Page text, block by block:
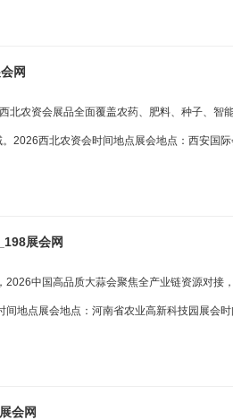
网
北农资会展品全面覆盖农药、肥料、种子、智
2026西北农资会时间地点展会地点：西安国际
展会网
中国高品质大蒜会聚焦全产业链资源对接
地点展会地点：河南省农业高新科技园展会时
会网